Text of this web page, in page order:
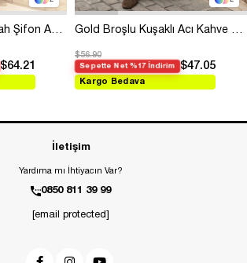
Kolları Taşlı Pullu Siyah Şifon Abiye
$64.21
Gold Broşlu Kuşaklı Acı Kahve Modal Elbise
$56.90
Sepette Net %17 İndirim $47.05
Kargo Bedava
İletişim
Yardıma mı İhtiyacın Var?
0850 811 39 99
[email protected]